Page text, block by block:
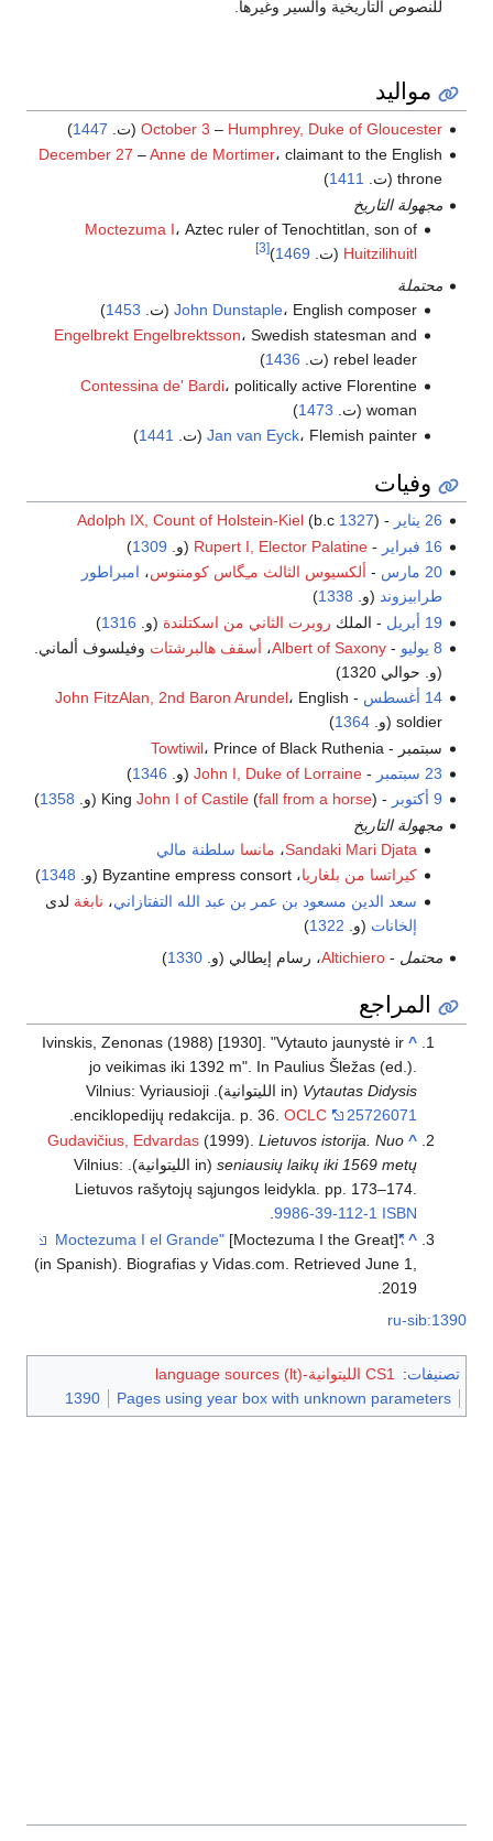
للنصوص التاريخية والسير وغيرها.
مواليد
October 3 – Humphrey, Duke of Gloucester (ت. 1447
)
December 27 –Anne de Mortimer، claimant to the English
throne (ت.
1411
)
مجهولة التاريخ
Moctezuma I، Aztec ruler of Tenochtitlan, son of
Huitzilihuitl (ت. 1469
)
[3]
محتملة
John Dunstaple، English composer (ت. 1453
)
Engelbrekt Engelbrektsson، Swedish statesman and
rebel leader (ت.
1436
)
Contessina de' Bardi، politically active Florentine
woman (ت.
1473
)
Jan van Eyck، Flemish painter (ت. 1441
)
وفيات
26 يناير -
Adolph IX, Count of Holstein-Kiel(b.c 1327)
16 فبراير
-
Rupert I, Elector Palatine (و. 1309
)
20 مارس
- ألكسيوس الثالث مـِگاس كومننوس، امبراطور
طرابيزوند (و. 1338
)
19 أبريل
- الملك روبرت الثاني من اسكتلندة (و. 1316
)
8 يوليو
-
Albert of Saxony، أسقف هالبرشتات وفيلسوف ألماني.
(و. حوالي 1320)
14 أغسطس
-
John FitzAlan, 2nd Baron Arundel، English
soldier (و.
1364
)
سبتمبر -
Towtiwil، Prince of Black Ruthenia
23 سبتمبر
-
John I, Duke of Lorraine (و. 1346
)
9 أكتوبر
- King
John I of Castile(fall from a horse) (و. 1358
)
مجهولة التاريخ
Sandaki Mari Djata، مانسا سلطنة مالي
كيراتسا من بلغاريا، Byzantine empress consort (و. 1348
)
سعد الدين مسعود بن عمر بن عبد الله التفتازاني، نابغة لدى
إلخانات (و. 1322
)
محتمل -
Altichiero، رسام إيطالي (و.1330
)
المراجع
^
Ivinskis, Zenonas (1988) [1930]. "Vytauto jaunystė ir
jo veikimas iki 1392 m". In Paulius Šležas (ed.).
Vytautas Didysis
(in الليتوانية). Vilnius: Vyriausioji
enciklopedijų redakcija. p. 36.OCLC 25726071
.
^
Gudavičius, Edvardas (1999).Lietuvos istorija. Nuo
seniausių laikų iki 1569 metų
(in الليتوانية). Vilnius:
Lietuvos rašytojų sąjungos leidykla. pp. 173–174.
ISBN
9986-39-112-1
.
^
"Moctezuma I el Grande"
[Moctezuma I the Great]
(in Spanish). Biografias y Vidas.com . RetrievedJune 1,
2019
ru-sib:1390
تصنيفات:
CS1 الليتوانية-language sources (lt)
Pages using year box with unknown parameters
1390